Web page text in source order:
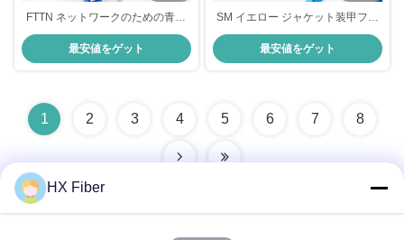
FTTN ネットワークのための青い
SC SM 2.0 MM 3.0 MM 1M 2M 5M
10M 装甲繊維パッチ コード
最安値をゲット
SM イエロー ジャケット装甲ファ
イバー パッチ コード HXCOWO
SC/UPC-LC/UPC
最安値をゲット
1 2 3 4 5 6 7 8
HX Fiber